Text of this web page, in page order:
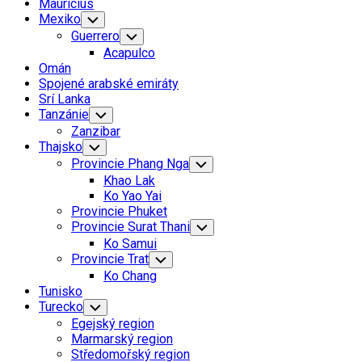
Mauricius
Mexiko Toggle
Child
Menu
Guerrero Toggle
Child
Menu
Acapulco
Omán
Spojené arabské emiráty
Srí Lanka
Tanzánie Toggle
Child
Menu
Zanzibar
Current
Page
Thajsko Toggle
Child
Menu
Provincie Phang Nga Toggle
Child
Khao Lak
Ko Yao Yai
Provincie Phuket
Provincie Surat Thani Toggle
Child
Ko Samui
Current
Page
Parent
Provincie Trat Toggle
Child
Menu
Current
Ko Chang
Tunisko
Turecko Toggle
Child
Menu
Egejský region
Marmarský region
Středomořský region